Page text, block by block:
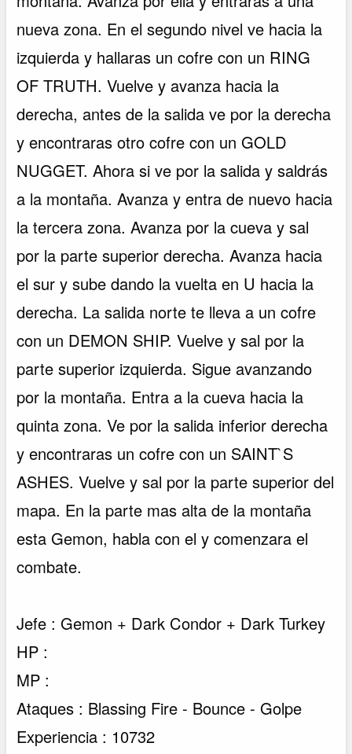
nueva zona. En el segundo nivel ve hacia la
izquierda y hallaras un cofre con un RING
OF TRUTH. Vuelve y avanza hacia la
derecha, antes de la salida ve por la derecha
y encontraras otro cofre con un GOLD
NUGGET. Ahora si ve por la salida y saldrás
a la montaña. Avanza y entra de nuevo hacia
la tercera zona. Avanza por la cueva y sal
por la parte superior derecha. Avanza hacia
el sur y sube dando la vuelta en U hacia la
derecha. La salida norte te lleva a un cofre
con un DEMON SHIP. Vuelve y sal por la
parte superior izquierda. Sigue avanzando
por la montaña. Entra a la cueva hacia la
quinta zona. Ve por la salida inferior derecha
y encontraras un cofre con un SAINT`S
ASHES. Vuelve y sal por la parte superior del
mapa. En la parte mas alta de la montaña
esta Gemon, habla con el y comenzara el
combate.
Jefe : Gemon + Dark Condor + Dark Turkey
HP :
MP :
Ataques : Blassing Fire - Bounce - Golpe
Experiencia : 10732